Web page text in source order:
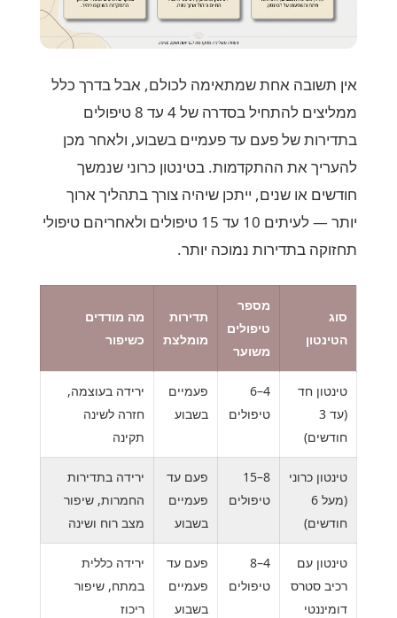
אין תשובה אחת שמתאימה לכולם, אבל בדרך כלל
ממליצים להתחיל בסדרה של 4 עד 8 טיפולים
בתדירות של פעם עד פעמיים בשבוע, ולאחר מכן
להעריך את ההתקדמות. בטינטון כרוני שנמשך
חודשים או שנים, ייתכן שיהיה צורך בתהליך ארוך
יותר — לעיתים 10 עד 15 טיפולים ולאחריהם טיפולי
תחזוקה בתדירות נמוכה יותר.
סוג
הטינטון
מספר
טיפולים
משוער
תדירות
מומלצת
מה מודדים
כשיפור
טינטון חד
(עד 3
חודשים)
4–6
טיפולים
פעמיים
בשבוע
ירידה בעוצמה,
חזרה לשינה
תקינה
טינטון כרוני
(מעל 6
חודשים)
8–15
טיפולים
פעם עד
פעמיים
בשבוע
ירידה בתדירות
החמרות, שיפור
מצב רוח ושינה
טינטון עם
רכיב סטרס
דומיננטי
4–8
טיפולים
פעם עד
פעמיים
בשבוע
ירידה כללית
במתח, שיפור
ריכוז